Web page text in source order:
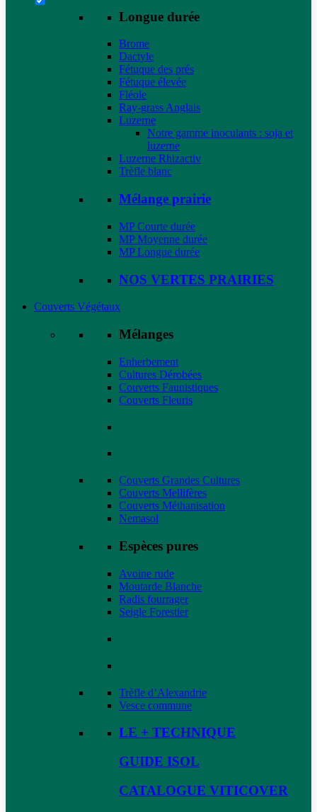
Longue durée
Brome
Dactyle
Fétuque des prés
Fétuque élevée
Fléole
Ray-grass Anglais
Luzerne
Notre gamme inoculants : soja et
luzerne
Luzerne Rhizactiv
Trèfle blanc
Mélange prairie
MP Courte durée
MP Moyenne durée
MP Longue durée
NOS VERTES PRAIRIES
Couverts Végétaux
Mélanges
Enherbement
Cultures Dérobées
Couverts Faunistiques
Couverts Fleuris
Couverts Grandes Cultures
Couverts Mellifères
Couverts Méthanisation
Nemasol
Espèces pures
Avoine rude
Moutarde Blanche
Radis fourrager
Seigle Forestier
Trèfle d’Alexandrie
Vesce commune
LE + TECHNIQUE
GUIDE ISOL
CATALOGUE VITICOVER